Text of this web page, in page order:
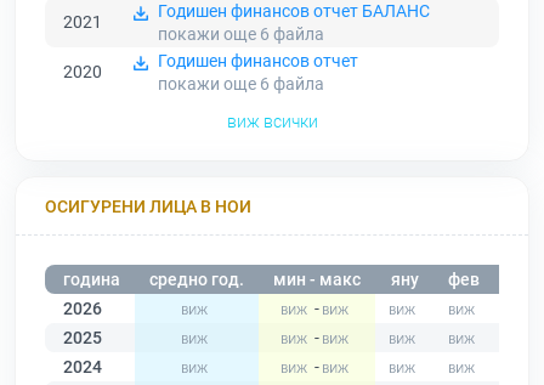
2021
Годишен финансов отчет БАЛАНС
покажи още 6 файла
2020
Годишен финансов отчет
покажи още 6 файла
виж всички
ОСИГУРЕНИ ЛИЦА В НОИ
година средно год. мин - макс яну фев
2026
-
2025
-
2024
-